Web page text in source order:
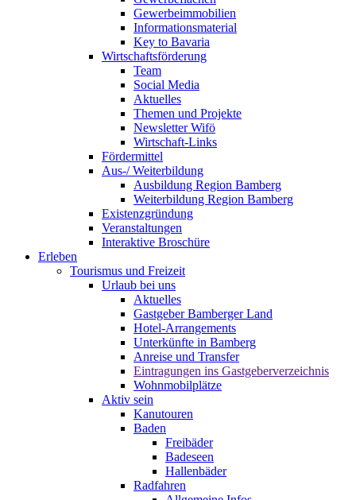
Gewerbeimmobilien
Informationsmaterial
Key to Bavaria
Wirtschaftsförderung
Team
Social Media
Aktuelles
Themen und Projekte
Newsletter Wifö
Wirtschaft-Links
Fördermittel
Aus-/ Weiterbildung
Ausbildung Region Bamberg
Weiterbildung Region Bamberg
Existenzgründung
Veranstaltungen
Interaktive Broschüre
Erleben
Tourismus und Freizeit
Urlaub bei uns
Aktuelles
Gastgeber Bamberger Land
Hotel-Arrangements
Unterkünfte in Bamberg
Anreise und Transfer
Eintragungen ins Gastgeberverzeichnis
Wohnmobilplätze
Aktiv sein
Kanutouren
Baden
Freibäder
Badeseen
Hallenbäder
Radfahren